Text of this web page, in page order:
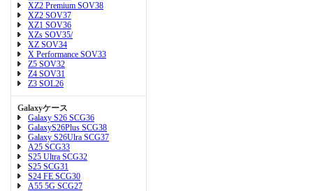
XZ2 Premium SOV38
XZ2 SOV37
XZ1 SOV36
XZs SOV35/
XZ SOV34
X Performance SOV33
Z5 SOV32
Z4 SOV31
Z3 SOL26
Galaxyケース
Galaxy S26 SCG36
GalaxyS26Plus SCG38
Galaxy S26Ulra SCG37
A25 SCG33
S25 Ultra SCG32
S25 SCG31
S24 FE SCG30
A55 5G SCG27